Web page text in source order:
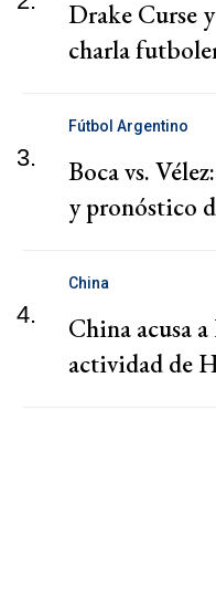
Drake Curse
charla
3.
Fútbol Argentino
Boca vs.
y pronóstico
4.
China
China acusa
actividad de